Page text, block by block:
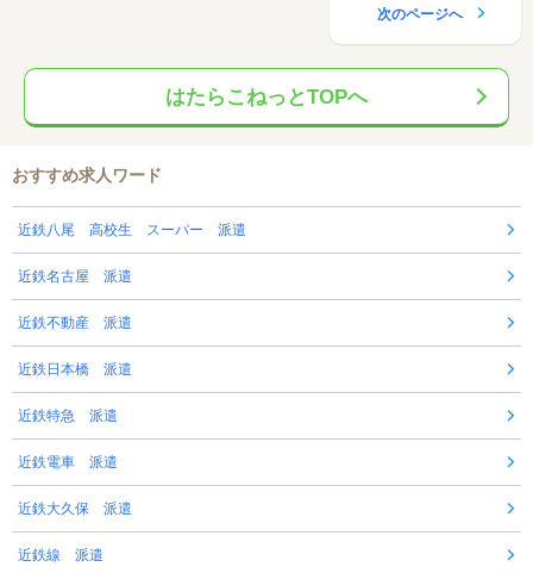
次のページへ
はたらこねっとTOPへ
おすすめ求人ワード
近鉄八尾 高校生 スーパー 派遣
近鉄名古屋 派遣
近鉄不動産 派遣
近鉄日本橋 派遣
近鉄特急 派遣
近鉄電車 派遣
近鉄大久保 派遣
近鉄線 派遣